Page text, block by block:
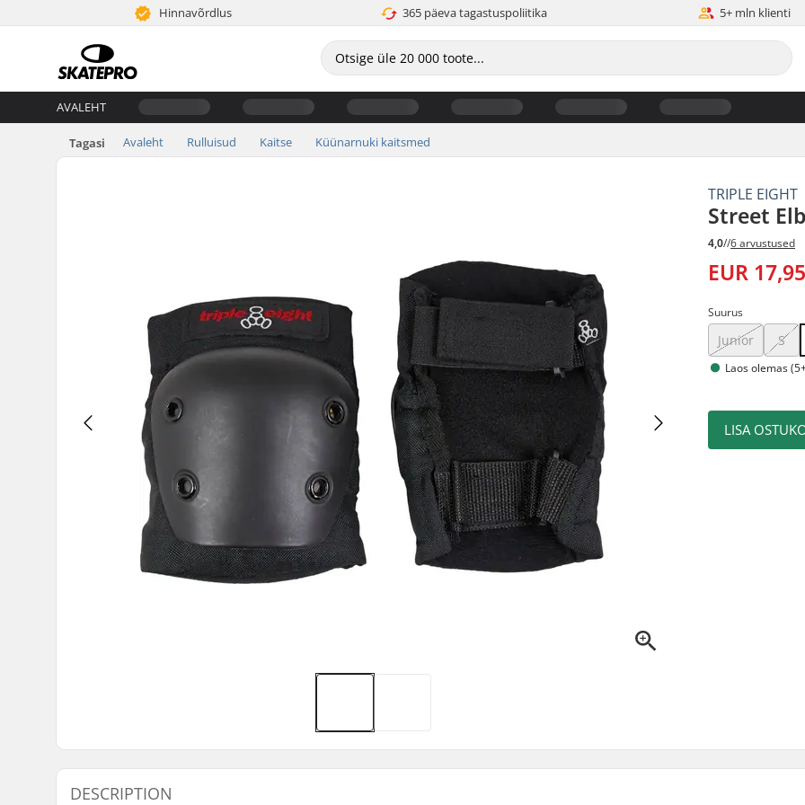
Hinnavõrdlus 365 päeva tagastuspoliitika 5+ mln klienti
AVALEHT
Tagasi Avaleht Rulluisud Kaitse Küünarnuki kaitsmed
TRIPLE EIGHT
Street
4,0//6 arvustused
EUR
Suurus
Junior S
Laos olemas
LISA
DESCRIPTION